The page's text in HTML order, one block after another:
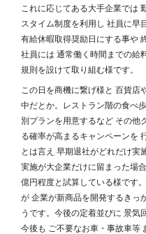
これに応じてある大手企業では
スタイム制度を利用し 社員に早
有給休暇取得奨励日にする事や
社員には 通常働く時間までの給
規則を設けて取り組む様です。
この日を商機に繋げ様と 百貨店
中だとか。レストラン階の食べ
別プランを用意するなど その他
る確率が高まるキャンペーンを
とは言え 早期退社がどれだけ実
実施が大企業だけに留まった場
億円程度と試算している様です
が 企業が新商品を開発するきっ
うです。今後の定着並びに 景気
今後も ご不要なお車・事故車等